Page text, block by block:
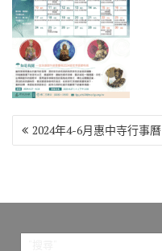
文
章
2024年4-6月惠中寺行事曆